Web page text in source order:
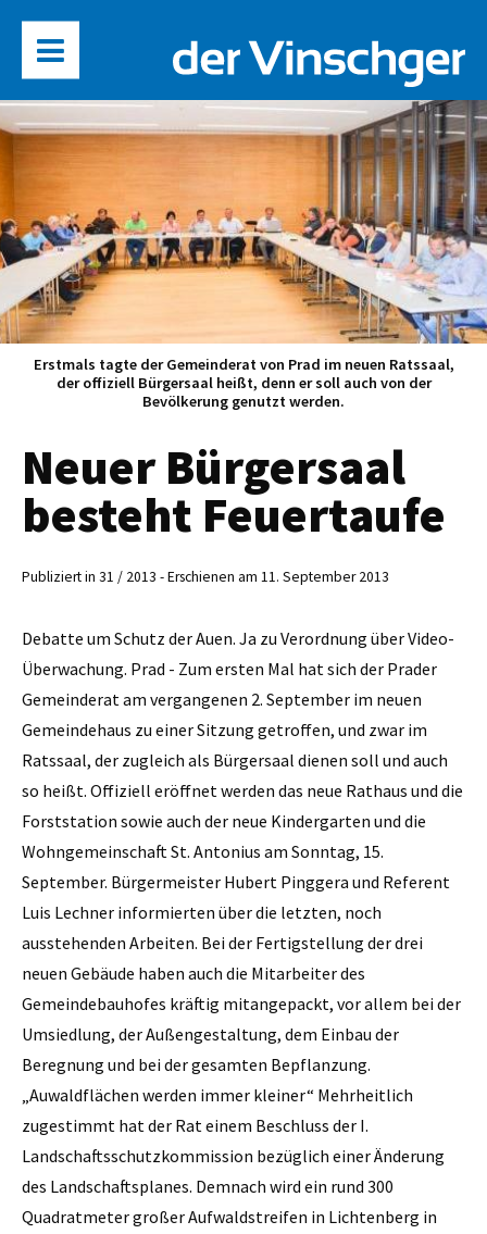
Erstmals tagte der Gemeinderat von Prad im neuen Ratssaal,
der offiziell Bürgersaal heißt, denn er soll auch von der
Bevölkerung genutzt werden.
Neuer Bürgersaal
besteht Feuertaufe
Publiziert in 31 / 2013 - Erschienen am 11. September 2013
Debatte um Schutz der Auen. Ja zu Verordnung über Video-
Überwachung. Prad - Zum ersten Mal hat sich der Prader
Gemeinderat am vergangenen 2. September im neuen
Gemeindehaus zu einer Sitzung getroffen, und zwar im
Ratssaal, der zugleich als Bürgersaal dienen soll und auch
so heißt. Offiziell eröffnet werden das neue Rathaus und die
Forststation sowie auch der neue Kindergarten und die
Wohngemeinschaft St. Antonius am Sonntag, 15.
September. Bürgermeister Hubert Pinggera und Referent
Luis Lechner informierten über die letzten, noch
ausstehenden Arbeiten. Bei der Fertigstellung der drei
neuen Gebäude haben auch die Mitarbeiter des
Gemeindebauhofes kräftig mitangepackt, vor allem bei der
Umsiedlung, der Außengestaltung, dem Einbau der
Beregnung und bei der gesamten Bepflanzung.
„Auwaldflächen werden immer kleiner“ Mehrheitlich
zugestimmt hat der Rat einem Beschluss der I.
Landschaftsschutzkommission bezüglich einer Änderung
des Landschaftsplanes. Demnach wird ein rund 300
Quadratmeter großer Aufwaldstreifen in Lichtenberg in